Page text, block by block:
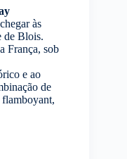
às
de Blois.
França, sob
e ao
de